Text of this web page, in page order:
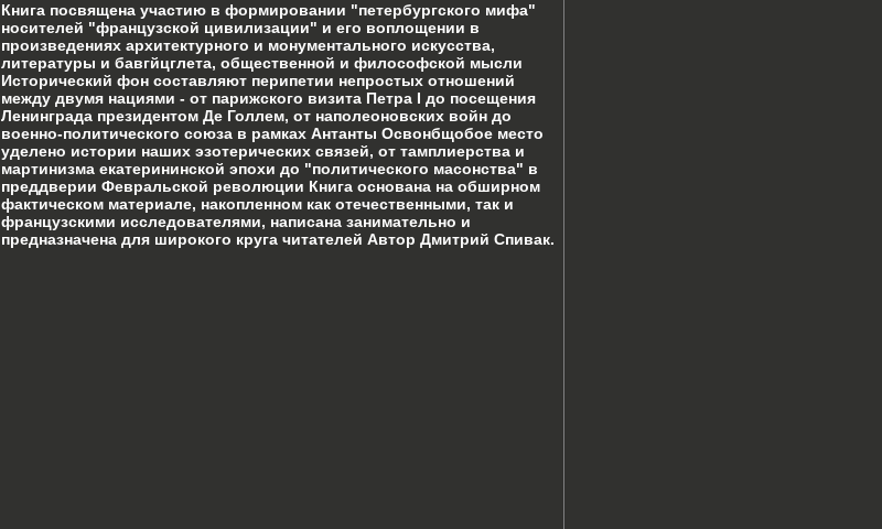
Книга посвящена участию в формировании "петербургского мифа"
носителей "французской цивилизации" и его воплощении в
произведениях архитектурного и монументального искусства,
литературы и бавгйцглета, общественной и философской мысли
Исторический фон составляют перипетии непростых отношений
между двумя нациями - от парижского визита Петра I до посещения
Ленинграда президентом Де Голлем, от наполеоновских войн до
военно-политического союза в рамках Антанты Освонбщобое место
уделено истории наших эзотерических связей, от тамплиерства и
мартинизма екатерининской эпохи до "политического масонства" в
преддверии Февральской революции Книга основана на обширном
фактическом материале, накопленном как отечественными, так и
французскими исследователями, написана занимательно и
предназначена для широкого круга читателей Автор Дмитрий Спивак.